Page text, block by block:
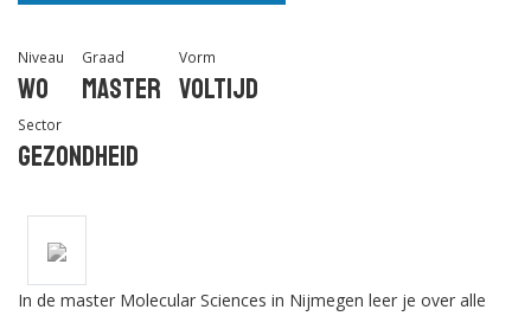
Niveau
Wo
Graad
Master
Vorm
Voltijd
Sector
Gezondheid
In de master Molecular Sciences in Nijmegen leer je over alle